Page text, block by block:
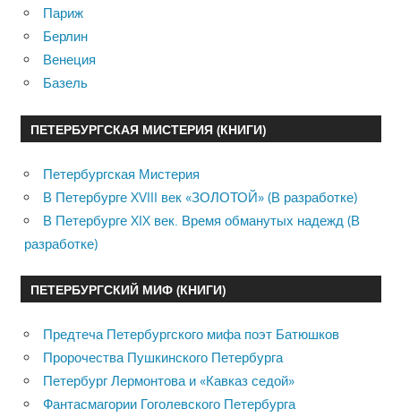
Париж
Берлин
Венеция
Базель
ПЕТЕРБУРГСКАЯ МИСТЕРИЯ (КНИГИ)
Петербургская Мистерия
В Петербурге XVIII век «ЗОЛОТОЙ» (В разработке)
В Петербурге XIX век. Время обманутых надежд (В
разработке)
ПЕТЕРБУРГСКИЙ МИФ (КНИГИ)
Предтеча Петербургского мифа поэт Батюшков
Пророчества Пушкинского Петербурга
Петербург Лермонтова и «Кавказ седой»
Фантасмагории Гоголевского Петербурга